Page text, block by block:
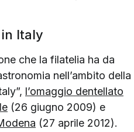
Italy
che la filatelia ha da
nell’ambito della
l’omaggio dentellato
(26 giugno 2009) e
(27 aprile 2012).